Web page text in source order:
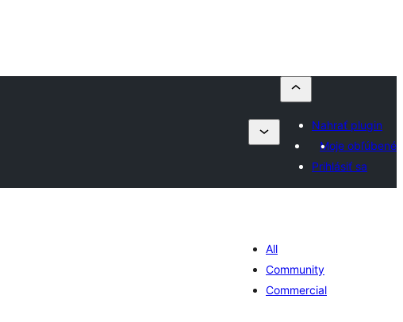
Nahrať plugin
Moje obľúbené
Prihlásiť sa
All
Community
Commercial